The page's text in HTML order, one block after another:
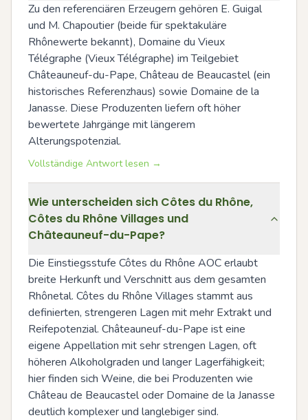
Zu den referenciären Erzeugern gehören E. Guigal
und M. Chapoutier (beide für spektakuläre
Rhônewerte bekannt), Domaine du Vieux
Télégraphe (Vieux Télégraphe) im Teilgebiet
Châteauneuf-du-Pape, Château de Beaucastel (ein
historisches Referenzhaus) sowie Domaine de la
Janasse. Diese Produzenten liefern oft höher
bewertete Jahrgänge mit längerem
Alterungspotenzial.
Vollständige Antwort lesen →
Wie unterscheiden sich Côtes du Rhône,
Côtes du Rhône Villages und
Châteauneuf-du-Pape?
Die Einstiegsstufe Côtes du Rhône AOC erlaubt
breite Herkunft und Verschnitt aus dem gesamten
Rhônetal. Côtes du Rhône Villages stammt aus
definierten, strengeren Lagen mit mehr Extrakt und
Reifepotenzial. Châteauneuf-du-Pape ist eine
eigene Appellation mit sehr strengen Lagen, oft
höheren Alkoholgraden und langer Lagerfähigkeit;
hier finden sich Weine, die bei Produzenten wie
Château de Beaucastel oder Domaine de la Janasse
deutlich komplexer und langlebiger sind.